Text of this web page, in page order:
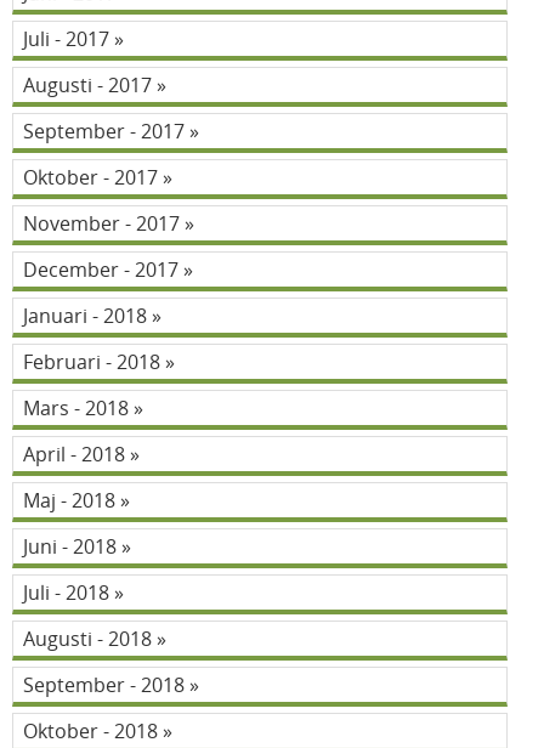
Juli - 2017
Augusti - 2017
September - 2017
Oktober - 2017
November - 2017
December - 2017
Januari - 2018
Februari - 2018
Mars - 2018
April - 2018
Maj - 2018
Juni - 2018
Juli - 2018
Augusti - 2018
September - 2018
Oktober - 2018